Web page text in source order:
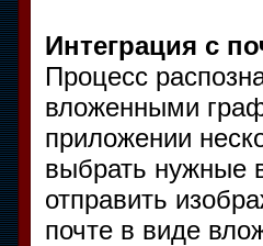
Интеграция с
Процесс
вложенными
приложении
выбрать нужные
отправить
почте в виде